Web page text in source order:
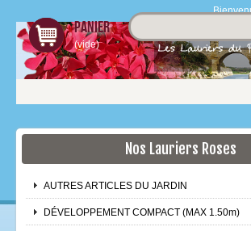
Panier
(vide)
Nos Produits
Le laurier rose
Nos Lauriers Roses
AUTRES ARTICLES DU JARDIN
DÉVELOPPEMENT COMPACT (MAX 1.50m)